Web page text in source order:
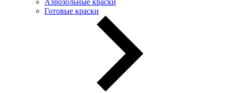
Аэрозольные краски
Готовые краски